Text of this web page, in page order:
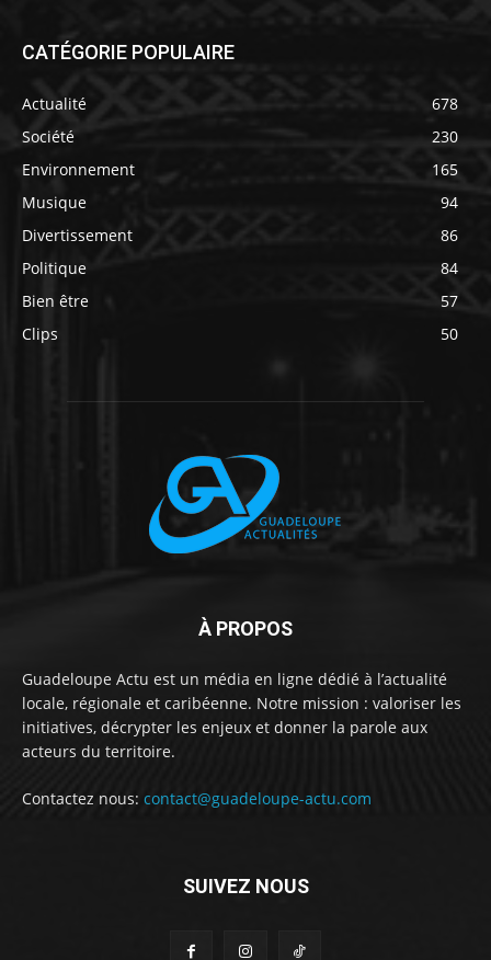
CATÉGORIE POPULAIRE
Actualité
678
Société
230
Environnement
165
Musique
94
Divertissement
86
Politique
84
Bien être
57
Clips
50
À PROPOS
Guadeloupe Actu est un média en ligne dédié à l’actualité
locale, régionale et caribéenne. Notre mission : valoriser les
initiatives, décrypter les enjeux et donner la parole aux
acteurs du territoire.
Contactez nous: contact@guadeloupe-actu.com
SUIVEZ NOUS